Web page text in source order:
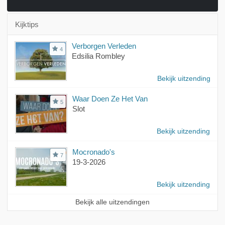
Kijktips
4
Verborgen Verleden
Edsilia Rombley
Bekijk uitzending
5
Waar Doen Ze Het Van
Slot
Bekijk uitzending
7
Mocronado's
19-3-2026
Bekijk uitzending
Bekijk alle uitzendingen